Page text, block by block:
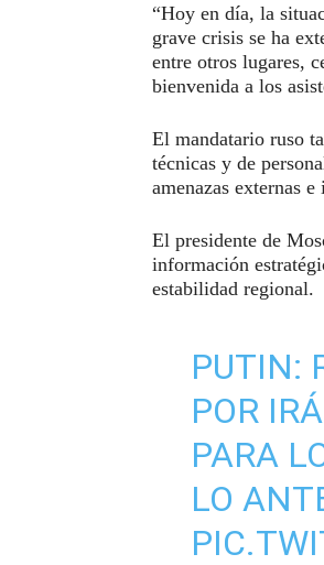
“Hoy en día, la
grave crisis se ha
entre otros lugares,
bienvenida a los
El mandatario ruso
técnicas y de
amenazas externas e
El presidente de
información
estabilidad regional.
PUTIN:
POR
PARA
LO